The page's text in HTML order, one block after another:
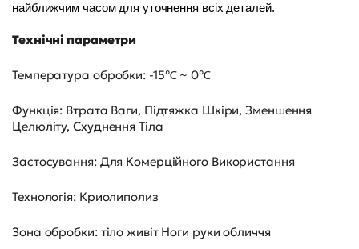
найближчим часом для уточнення всіх деталей.
Технічні параметри
Температура обробки: -15℃ ~ 0℃
Функція: Втрата Ваги, Підтяжка Шкіри, Зменшення
Целюліту, Схуднення Тіла
Застосування: Для Комерційного Використання
Технологія: Криолиполиз
Зона обробки: тіло живіт Ноги руки обличчя